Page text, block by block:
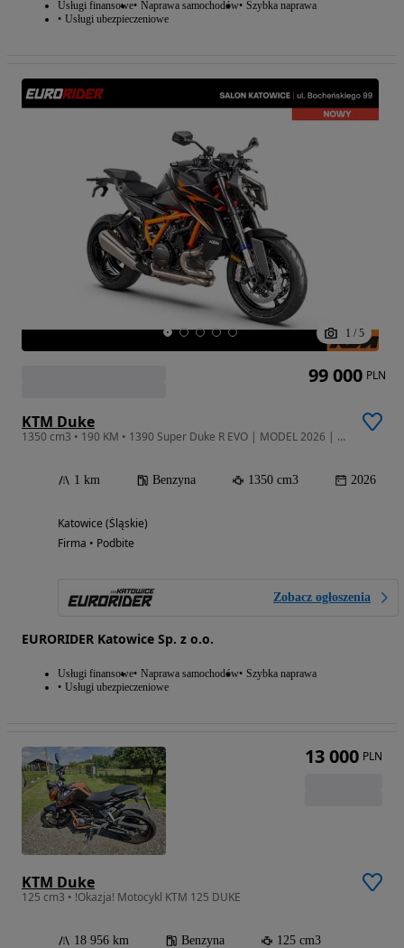
Usługi finansowe Naprawa samochodów Szybka naprawa
Usługi ubezpieczeniowe
1 / 5
KTM Duke
1350 cm3 • 190 KM • 1390 Super Duke R EVO | MODEL 2026 | Eurorider Katowice
1 km Benzyna 1350 cm3 2026
Katowice (Śląskie)
Firma • Podbite
Zobacz ogłoszenia
EURORIDER Katowice Sp. z o.o.
Usługi finansowe Naprawa samochodów Szybka naprawa
Usługi ubezpieczeniowe
99 000 PLN
KTM Duke
125 cm3 • !Okazja! Motocykl KTM 125 DUKE
18 956 km Benzyna
125 cm3
13 000 PLN